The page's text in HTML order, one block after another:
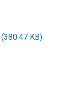
(380.47 KB)